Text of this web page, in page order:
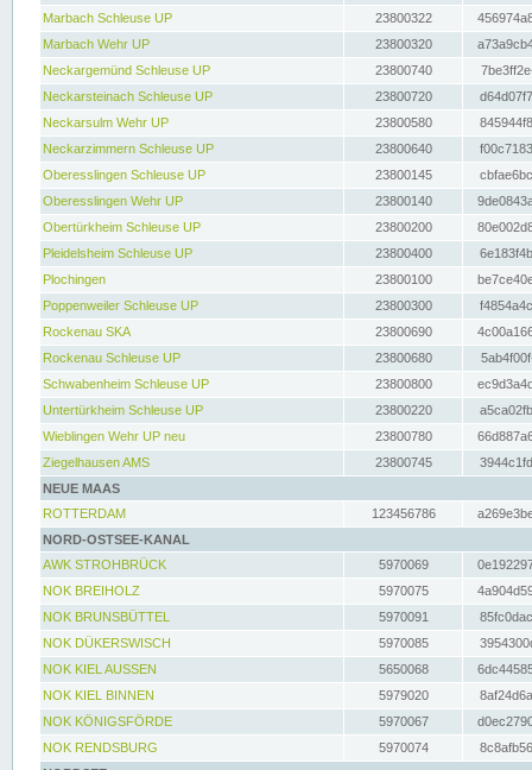
Marbach Schleuse UP
23800322
Marbach Wehr UP
23800320
Neckargemünd Schleuse UP
23800740
Neckarsteinach Schleuse UP
23800720
Neckarsulm Wehr UP
23800580
Neckarzimmern Schleuse UP
23800640
Oberesslingen Schleuse UP
23800145
Oberesslingen Wehr UP
23800140
Obertürkheim Schleuse UP
23800200
Pleidelsheim Schleuse UP
23800400
Plochingen
23800100
Poppenweiler Schleuse UP
23800300
Rockenau SKA
23800690
Rockenau Schleuse UP
23800680
Schwabenheim Schleuse UP
23800800
Untertürkheim Schleuse UP
23800220
Wieblingen Wehr UP neu
23800780
Ziegelhausen AMS
23800745
NEUE MAAS
ROTTERDAM
123456786
NORD-OSTSEE-KANAL
AWK STROHBRÜCK
5970069
NOK BREIHOLZ
5970075
NOK BRUNSBÜTTEL
5970091
NOK DÜKERSWISCH
5970085
NOK KIEL AUSSEN
5650068
NOK KIEL BINNEN
5979020
NOK KÖNIGSFÖRDE
5970067
NOK RENDSBURG
5970074